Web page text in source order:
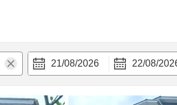
21/08/2026 22/08/
nghi